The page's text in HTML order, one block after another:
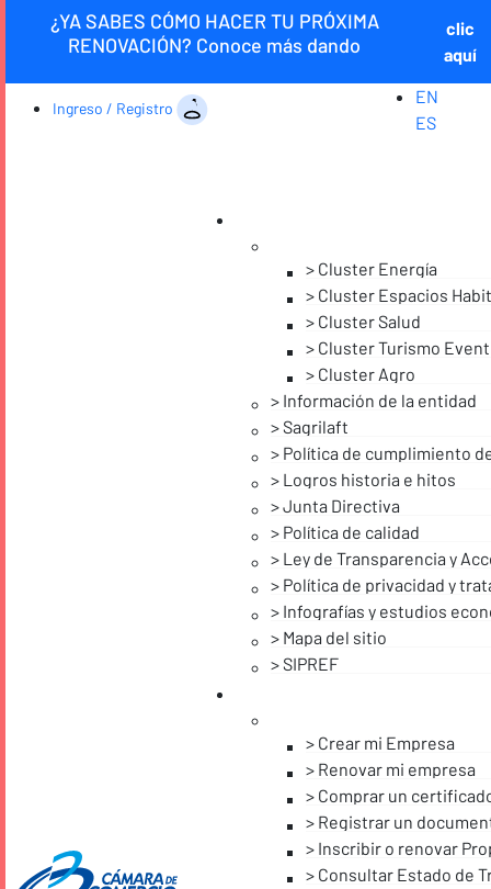
¿YA SABES CÓMO HACER TU PRÓXIMA
RENOVACIÓN? Conoce más dando
clic
aquí
Ingreso / Registro
EN
ES
Cluster Energía
Cluster Espacios
Cluster Salud
Cluster Turismo
Cluster Agro
Información de la entidad
Sagrilaft
Política de cumplimiento
Logros historia e hitos
Junta Directiva
Política de calidad
Ley de Transparencia y
Política de privacidad y
Infografías y estudios
Mapa del sitio
SIPREF
Crear mi Empresa
Renovar mi empresa
Comprar un
Registrar un
Inscribir o renovar
Consultar Estado de